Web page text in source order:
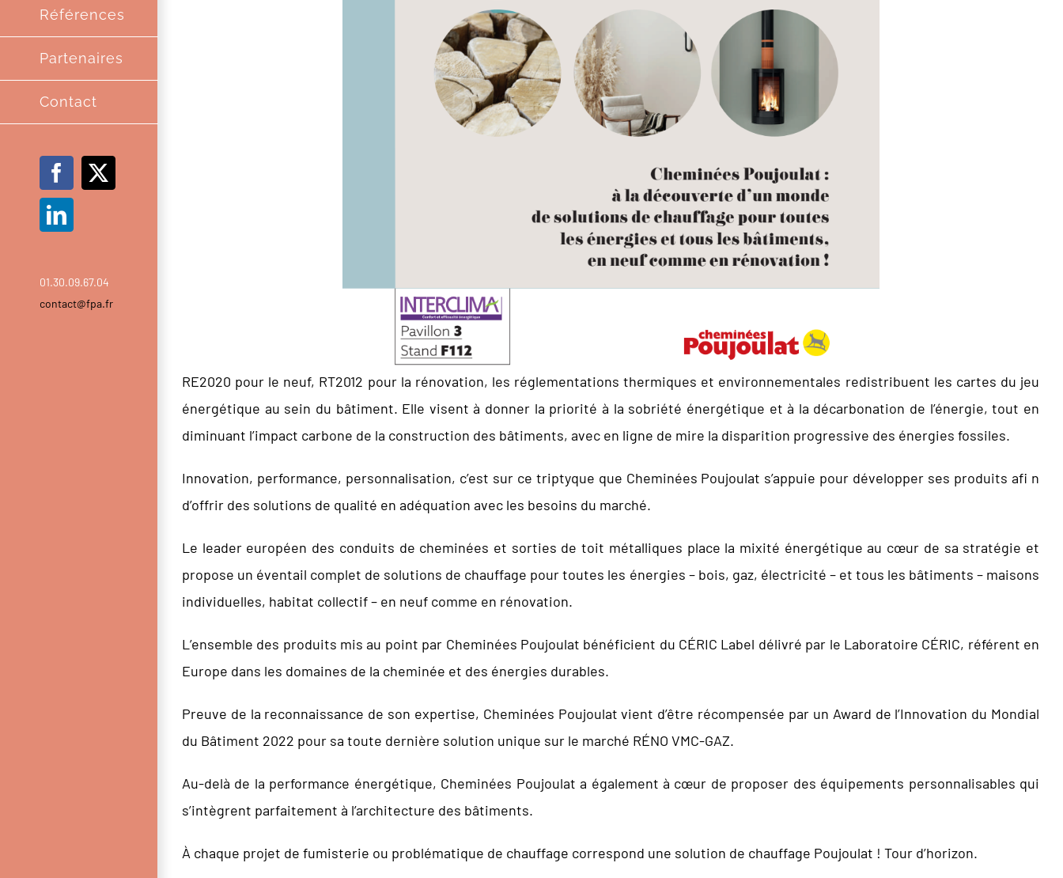
Références
Partenaires
Contact
Facebook
X
LinkedIn
01.30.09.67.04
contact@fpa.fr
RE2020 pour le neuf, RT2012 pour la rénovation, les réglementations thermiques et environnementales redistribuent les cartes du jeu
énergétique au sein du bâtiment. Elle visent à donner la priorité à la sobriété énergétique et à la décarbonation de l’énergie, tout en
diminuant l’impact carbone de la construction des bâtiments, avec en ligne de mire la disparition progressive des énergies fossiles.
Innovation, performance, personnalisation, c’est sur ce triptyque que Cheminées Poujoulat s’appuie pour développer ses produits afi n
d’offrir des solutions de qualité en adéquation avec les besoins du marché.
Le leader européen des conduits de cheminées et sorties de toit métalliques place la mixité énergétique au cœur de sa stratégie et
propose un éventail complet de solutions de chauffage pour toutes les énergies – bois, gaz, électricité – et tous les bâtiments – maisons
individuelles, habitat collectif – en neuf comme en rénovation.
L’ensemble des produits mis au point par Cheminées Poujoulat bénéficient du CÉRIC Label délivré par le Laboratoire CÉRIC, référent en
Europe dans les domaines de la cheminée et des énergies durables.
Preuve de la reconnaissance de son expertise, Cheminées Poujoulat vient d’être récompensée par un Award de l’Innovation du Mondial
du Bâtiment 2022 pour sa toute dernière solution unique sur le marché RÉNO VMC-GAZ.
Au-delà de la performance énergétique, Cheminées Poujoulat a également à cœur de proposer des équipements personnalisables qui
s’intègrent parfaitement à l’architecture des bâtiments.
À chaque projet de fumisterie ou problématique de chauffage correspond une solution de chauffage Poujoulat ! Tour d’horizon.